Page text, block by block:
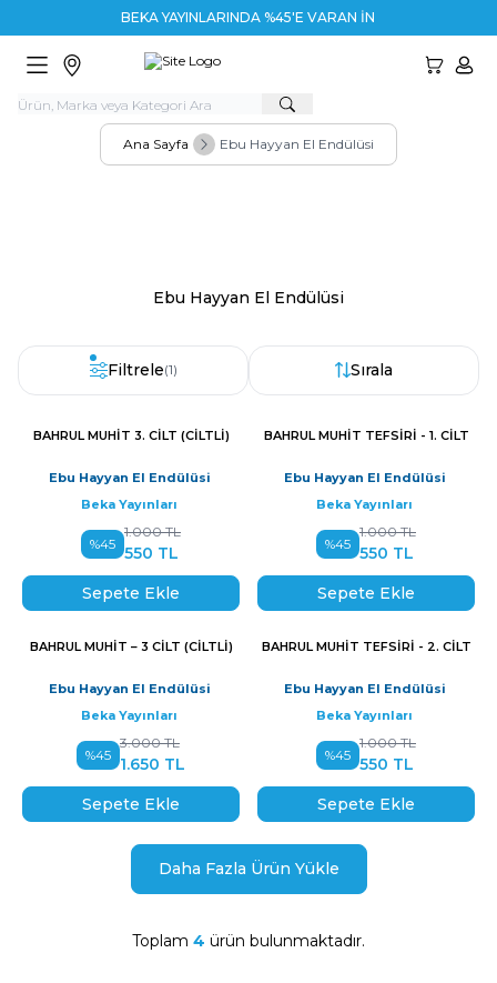
BEKA YAYINLARINDA %45'E VARAN İNDİ
Ana Sayfa Ebu Hayyan El Endülüsi
Ebu Hayyan El Endülüsi
Filtrele(1) Sırala
Yeni
BAHRUL MUHIT 3. CILT (CILTLI)
Ebu Hayyan El Endülüsi
Beka Yayınları
%45
1.000TL
550 TL
Sepete Ekle
Yeni
BAHRUL MUHIT TEFSIRI - 1. CILT
Ebu Hayyan El Endülüsi
Beka Yayınları
%45
1.000TL
550 TL
Sepete Ekle
Yeni
BAHRUL MUHIT – 3 CILT (CILTLI)
Ebu Hayyan El Endülüsi
Beka Yayınları
%45
3.000TL
1.650 TL
Sepete Ekle
Yeni
BAHRUL MUHIT TEFSIRI - 2. CILT
Ebu Hayyan El Endülüsi
Beka Yayınları
%45
1.000TL
550 TL
Sepete Ekle
Daha Fazla Ürün Yükle
Toplam 4 ürün bulunmaktadır.